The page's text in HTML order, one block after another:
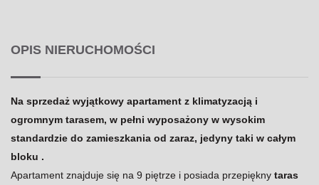
OPIS NIERUCHOMOŚCI
Na sprzedaż wyjątkowy apartament z klimatyzacją i
ogromnym tarasem, w pełni wyposażony w wysokim
standardzie do zamieszkania od zaraz, jedyny taki w całym
bloku .
Apartament znajduje się na 9 piętrze i posiada przepiękny taras